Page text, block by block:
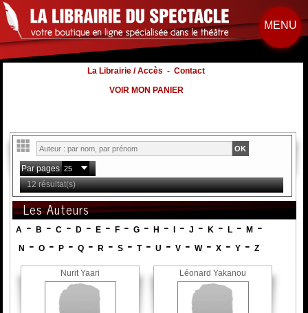
MENU
La Librairie / Accès -Contact
VOIR MON PANIER
Par pages
12 résultat(s)
Les Auteurs
A - B - C- D- E- F- G- H - - J - K - L- M-
N -O -P -Q -R -S -T-U -V -W-X -Y -Z
Nurit Yaari Léonard Yakanou